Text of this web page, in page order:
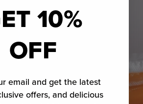
10%
OFF
email and get the latest
offers, and delicious